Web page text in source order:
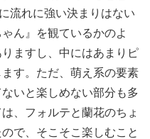
流れに強い決まりはない
ん』を観ているかのよ
ますし、中にはあまりピ
す。ただ、萌え系の要素
いと楽しめない部分も多
、フォルテと蘭花のちょ
で、そこそこ楽しむこと